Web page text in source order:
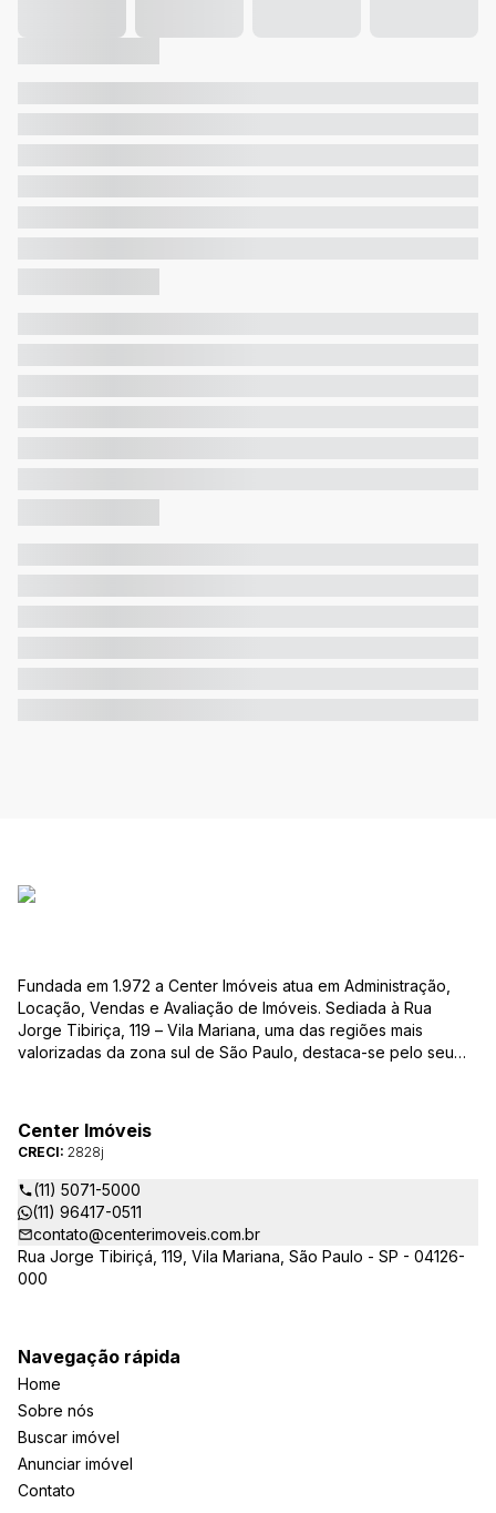
Fundada em 1.972 a Center Imóveis atua em Administração,
Locação, Vendas e Avaliação de Imóveis. Sediada à Rua
Jorge Tibiriça, 119 – Vila Mariana, uma das regiões mais
valorizadas da zona sul de São Paulo, destaca-se pelo seu
atuantes imobiliárias da região, credenciada junto ao Conselho
Regional dos Corretores de Imóveis (CRECI) e associada ao
Sindicato das Empresas de Compra, Venda, Locação e
Administração de Imóveis Residenciais e Comerciais de São
Paulo (SECOVI).
Center Imóveis
CRECI: 2828j
(11) 5071-5000
(11) 96417-0511
contato@centerimoveis.com.br
Rua Jorge Tibiriçá, 119, Vila Mariana, São Paulo - SP - 04126-
000
Navegação rápida
Home
Sobre nós
Buscar imóvel
Anunciar imóvel
Contato